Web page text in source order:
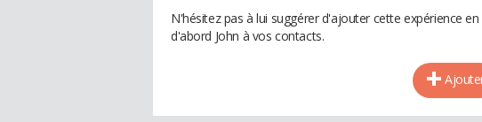
N'hésitez pas à lui suggérer d'ajouter cette expérience
d'abord John à vos contacts.